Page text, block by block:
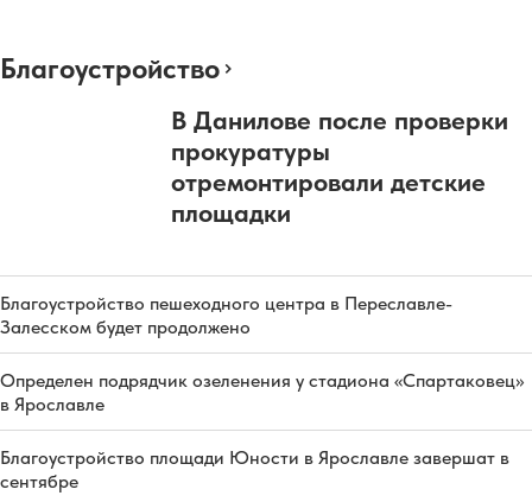
Благоустройство
В Данилове после проверки
прокуратуры
отремонтировали детские
площадки
Благоустройство пешеходного центра в Переславле-
Залесском будет продолжено
Определен подрядчик озеленения у стадиона «Спартаковец»
в Ярославле
Благоустройство площади Юности в Ярославле завершат в
сентябре